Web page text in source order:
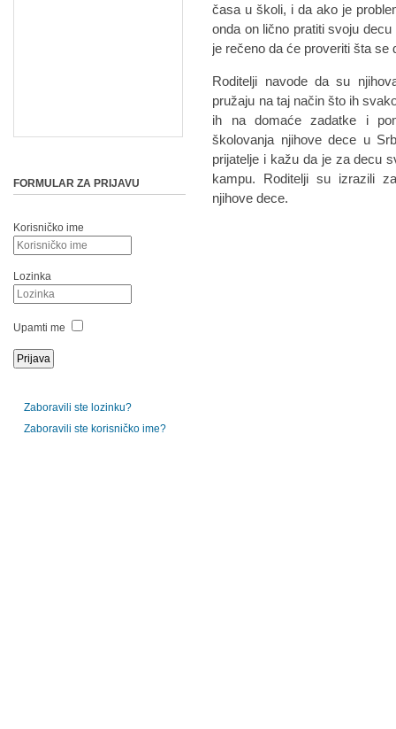
časa u školi, i da ako je
onda on lično pratiti svoju
je rečeno da će proveriti šta se
Roditelji navode da su
pružaju na taj način što ih
ih na domaće zadatke i
školovanja njihove dece u
prijatelje i kažu da je za decu
kampu. Roditelji su izrazili
njihove dece.
FORMULAR ZA PRIJAVU
Korisničko ime
Lozinka
Upamti me
Zaboravili ste lozinku?
Zaboravili ste korisničko ime?